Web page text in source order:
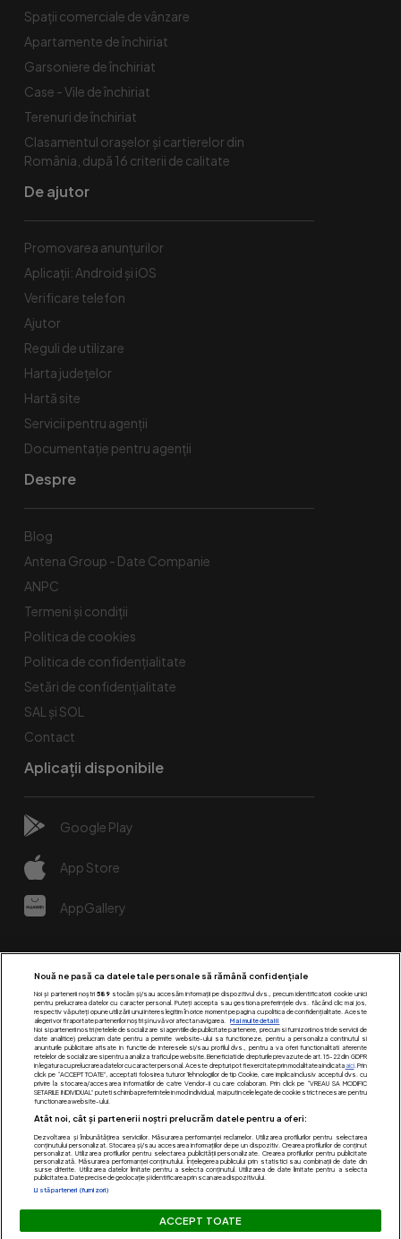
Spaţii comerciale de vânzare
Apartamente de închiriat
Garsoniere de închiriat
Case - Vile de închiriat
Terenuri de închiriat
Clasamentul orașelor și cartierelor din
România, după 16 criterii de calitate
De ajutor
Promovarea anunțurilor
Aplicații: Android și iOS
Verificare telefon
Ajutor
Reguli de utilizare
Harta județelor
Hartă site
Servicii pentru agenții
Documentație pentru agenții
Despre
Blog
Antena Group - Date Companie
ANPC
Termeni și condiții
Politica de cookies
Politica de confidențialitate
Setări de confidențialitate
SAL și SOL
Contact
Aplicații disponibile
Google Play
App Store
AppGallery
Urmărește-ne pe:
Acest site este creat si administrat de Digital Antena Group.
Toate drepturile rezervate.
Nouă ne pasă ca datele tale personale să rămână confidențiale
Noi și partenerii noștri 589stocăm și/sau accesăm informații pe dispozitivul dvs., precum identificatorii cookie unici
pentru prelucrarea datelor cu caracter personal. Puteți accepta sau gestiona preferințele dvs. făcând clic mai jos,
respectiv vă puteți opune utilizării unui interes legitim în orice moment pe pagina cu politica de confidențialitate. Aceste
alegeri vor fi raportate partenerilor noștri și nu vă vor afecta navigarea.
Mai multe detalii
Noi si partenerii nostri (retelele de socializare si agentiile de publicitate partenere, precum si furnizorii nostri de servicii de
date analitice) prelucram date pentru a permite website-ului sa functioneze, pentru a personaliza continutul si
anunturile publicitare afisate in functie de interesele si/sau profilul dvs., pentru a va oferi functionalitati aferente
retelelor de socializare si pentru a analiza traficul pe website. Beneficiati de drepturile prevazute de art. 15-22 din GDPR
in legatura cu prelucrarea datelor cu caracter personal. Aceste drepturi pot fi exercitate prin modalitatea indicataaici. Prin
click pe “ACCEPT TOATE”, acceptati folosirea tuturor Tehnologiilor de tip Cookie, care implica inclusiv acceptul dvs. cu
privire la stocarea/accesarea informatiilor de catre Vendor-ii cu care colaboram. Prin click pe “VREAU SA MODIFIC
SETARILE INDIVIDUAL” puteti schimba preferintele in mod individual, mai putin cele legate de cookie strict necesare pentru
functionarea website-ului.
Atât noi, cât și partenerii noștri prelucrăm datele pentru a oferi:
Dezvoltarea și îmbunătățirea serviciilor. Măsurarea performanței reclamelor. Utilizarea profilurilor pentru selectarea
conținutului personalizat. Stocarea și/sau accesarea informațiilor de pe un dispozitiv. Crearea profilurilor de conținut
personalizat. Utilizarea profilurilor pentru selectarea publicității personalizate. Crearea profilurilor pentru publicitate
personalizată. Măsurarea performanței conținutului. Înțelegerea publicului prin statistici sau combinații de date din
surse diferite. Utilizarea datelor limitate pentru a selecta conținutul. Utilizarea de date limitate pentru a selecta
publicitatea. Date precise de geolocație și identificarea prin scanarea dispozitivului.
Listă parteneri (furnizori)
ACCEPT TOATE